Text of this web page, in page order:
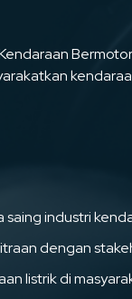
industri
dengan
listrik di